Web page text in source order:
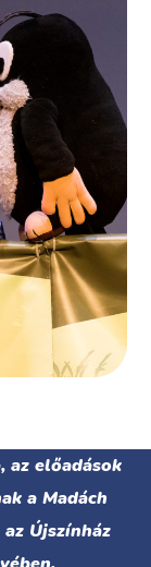
előadások
a Madách
Újszínház